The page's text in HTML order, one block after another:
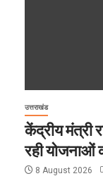
उत्तराखंड
केंद्रीय मंत्री
रही योजनाओं
8 August 2026